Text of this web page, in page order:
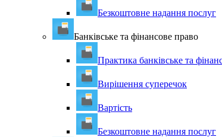
Безкоштовне надання послуг
Банківське та фінансове право
Практика банківське та
Вирішення суперечок
Вартість
Безкоштовне надання послуг